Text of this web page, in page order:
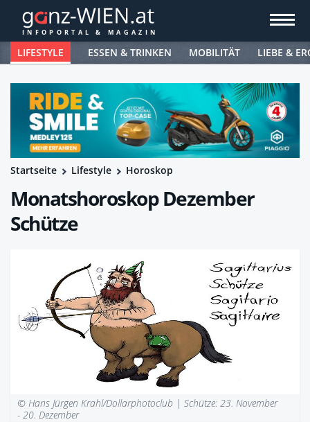
LIFESTYLE ESSEN & TRINKEN MOBILITÄT LIEBE &
Startseite Lifestyle Horoskop
Monatshoroskop Dezember
Schütze
© Hans Jürgen Krahl/Dollarphotoclub | Schütze: 23. November
- 20. Dezember